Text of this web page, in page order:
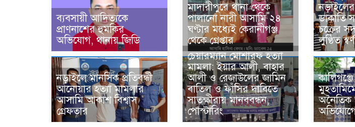
ব্যবসায়ী আদিত্যকে
প্রাণনাশের হুমকির
অভিযোগ, থানায় জিডি
মাদারীপুরে থানা থেকে
পালানো নারী আসামি ২৪
ঘণ্টার মধ্যেই কেরানীগঞ্জ
থেকে গ্রেপ্তার
ডাকাতি
চক্রের
লুণ্ঠিত
নড়াইলে মানসিক প্রতিবন্ধী
আনোয়ার হত্যা মামলার
আসামি আকাশ বিশ্বাস
গ্রেফতার
চেয়ারম্যান মোশারফ হত্যা
মামলা: ইয়ার আলী, বাহার
আলী ও রেজাউলের জামিন
বাতিল ও ফাঁসির দাবিতে
সাতক্ষীরায় মানববন্ধন,
পোস্টারিং